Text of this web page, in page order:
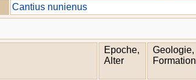
Cantius nunienus
Epoche,
Alter
Geologie,
Formation